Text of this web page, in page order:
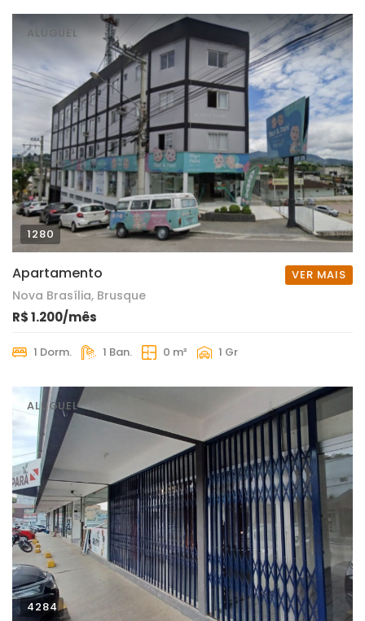
ALUGUEL
1280
Apartamento VER MAIS
Nova Brasília, Brusque
R$ 1.200/mês
1 Dorm. 1 Ban. 0 m² 1 Gr
ALUGUEL
4284